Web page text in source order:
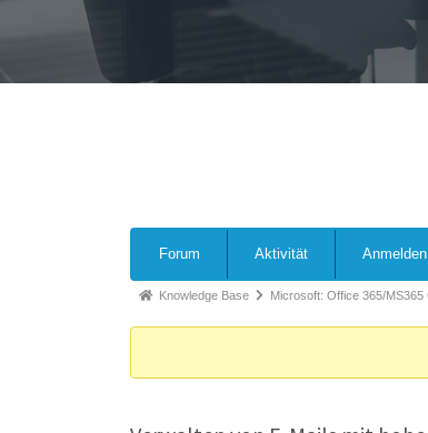
Forum Aktivität Anmelden
Knowledge Base Microsoft: Office 365/MS365